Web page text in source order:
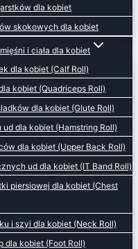
dla kobiet
skokowych dla kobiet
i ciała dla kobiet
dla kobiet (Calf Roll)
kobiet (Quadriceps Roll)
dla kobiet (Glute Roll)
ud dla kobiet (Hamstring Roll)
dla kobiet (Upper Back Roll)
ud dla kobiet (IT Band Roll)
piersiowej dla kobiet (Chest
i szyi dla kobiet (Neck Roll)
dla kobiet (Foot Roll)